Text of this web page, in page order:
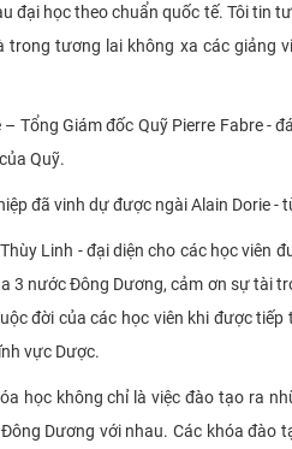
đại học theo chuẩn quốc tế. Tôi tin
trong tương lai không xa các giảng
– Tổng Giám đốc Quỹ Pierre Fabre
Quỹ.
đã vinh dự được ngài Alain Dorie
Linh - đại diện cho các học viên
3 nước Đông Dương, cảm ơn sự tài
đời của các học viên khi được
vực Dược.
học không chỉ là việc đào tạo ra
Dương với nhau. Các khóa đào